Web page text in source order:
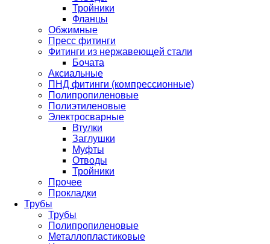
Тройники
Фланцы
Обжимные
Пресс фитинги
Фитинги из нержавеющей стали
Бочата
Аксиальные
ПНД фитинги (компрессионные)
Полипропиленовые
Полиэтиленовые
Электросварные
Втулки
Заглушки
Муфты
Отводы
Тройники
Прочее
Прокладки
Трубы
Трубы
Полипропиленовые
Металлопластиковые